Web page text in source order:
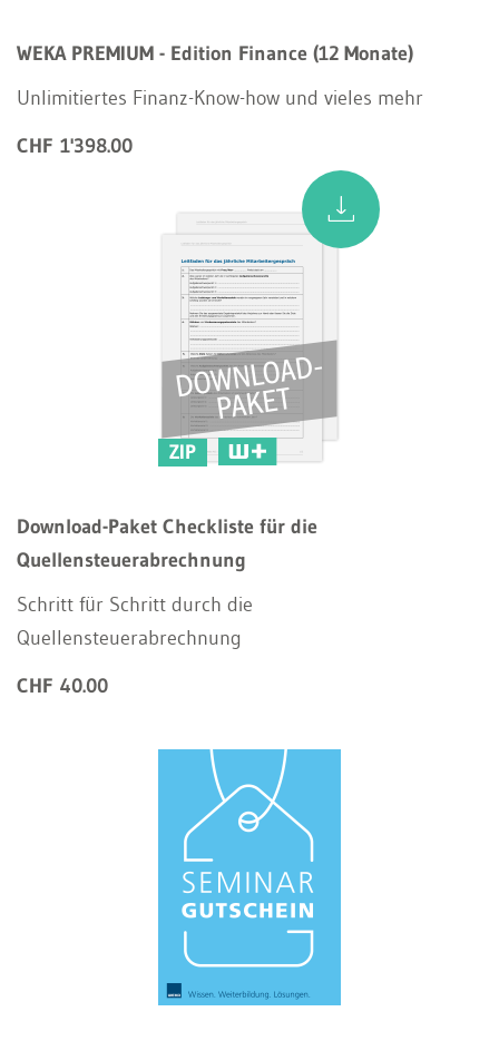
WEKA PREMIUM - Edition Finance (12 Monate)
Unlimitiertes Finanz-Know-how und vieles mehr
CHF 1'398.00
ZIP
Download-Paket Checkliste für die
Quellensteuerabrechnung
Schritt für Schritt durch die
Quellensteuerabrechnung
CHF 40.00